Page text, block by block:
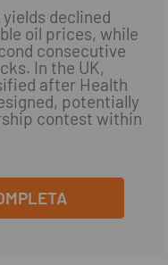
declined
oil prices, while
consecutive
In the UK,
after Health
potentially
contest within